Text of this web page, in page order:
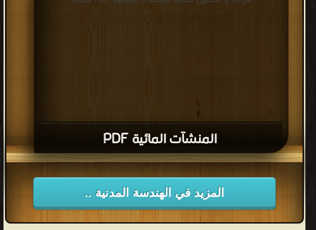
المنشآت المائية PDF
المزيد في الهندسة المدنية ..